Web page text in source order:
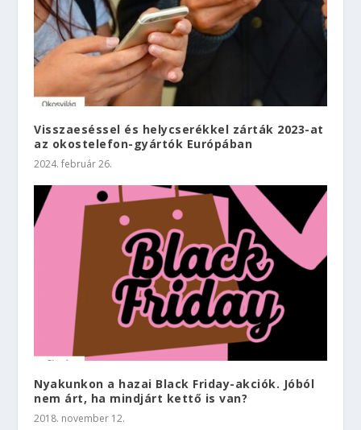
Visszaeséssel és helycserékkel zárták 2023-at
az okostelefon-gyártók Európában
2024. február 26.
Nyakunkon a hazai Black Friday-akciók. Jóból
nem árt, ha mindjárt kettő is van?
2018. november 12.